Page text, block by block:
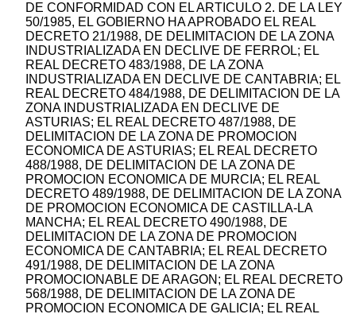
DE CONFORMIDAD CON EL ARTICULO 2. DE LA LEY
50/1985, EL GOBIERNO HA APROBADO EL REAL
DECRETO 21/1988, DE DELIMITACION DE LA ZONA
INDUSTRIALIZADA EN DECLIVE DE FERROL; EL
REAL DECRETO 483/1988, DE LA ZONA
INDUSTRIALIZADA EN DECLIVE DE CANTABRIA; EL
REAL DECRETO 484/1988, DE DELIMITACION DE LA
ZONA INDUSTRIALIZADA EN DECLIVE DE
ASTURIAS; EL REAL DECRETO 487/1988, DE
DELIMITACION DE LA ZONA DE PROMOCION
ECONOMICA DE ASTURIAS; EL REAL DECRETO
488/1988, DE DELIMITACION DE LA ZONA DE
PROMOCION ECONOMICA DE MURCIA; EL REAL
DECRETO 489/1988, DE DELIMITACION DE LA ZONA
DE PROMOCION ECONOMICA DE CASTILLA-LA
MANCHA; EL REAL DECRETO 490/1988, DE
DELIMITACION DE LA ZONA DE PROMOCION
ECONOMICA DE CANTABRIA; EL REAL DECRETO
491/1988, DE DELIMITACION DE LA ZONA
PROMOCIONABLE DE ARAGON; EL REAL DECRETO
568/1988, DE DELIMITACION DE LA ZONA DE
PROMOCION ECONOMICA DE GALICIA; EL REAL